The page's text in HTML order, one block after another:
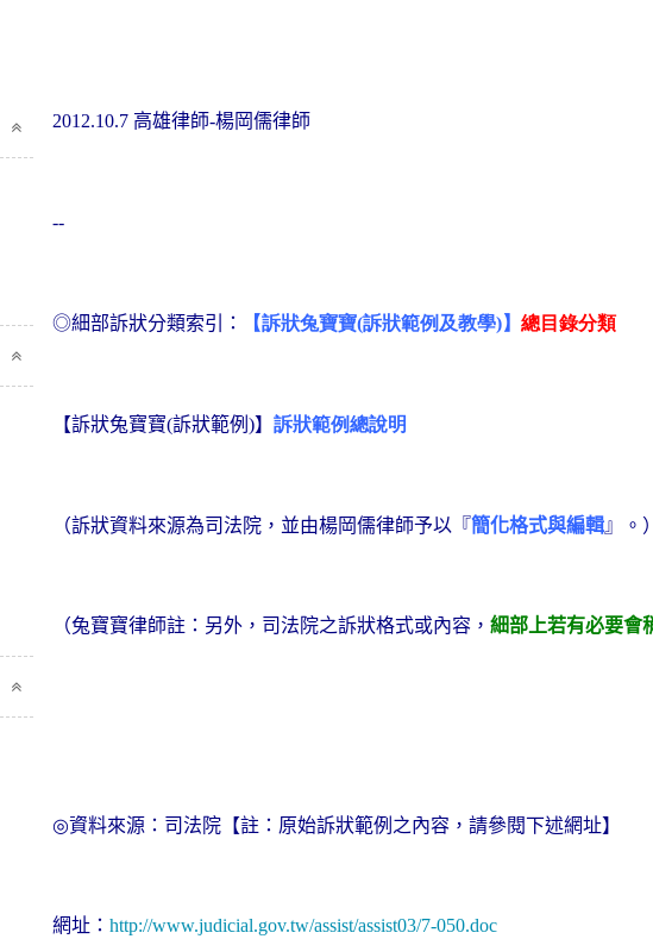
2012.10.7 高雄律師-楊岡儒律師
--
◎細部訴狀分類索引： 【訴狀兔寶寶(訴狀範例及教學)】總目錄分類
【訴狀兔寶寶(訴狀範例)】訴狀範例總說明
（訴狀資料來源為司法院，並由楊岡儒律師予以『簡化格式與編輯』。）
（兔寶寶律師註：另外， 司法院之訴狀格式或內容，細部上若有必要會
◎資料來源：司法院 【註：原始訴狀範例之內容，請參閱下述網址】
網址：http://www.judicial.gov.tw/assist/assist03/7-050.doc